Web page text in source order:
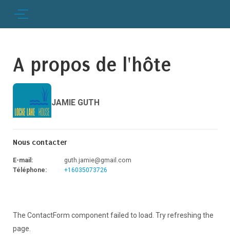
A propos de l'hôte
JAMIE GUTH
Nous contacter
E-mail :
guth.jamie@gmail.com
Téléphone: +16035073726
The ContactForm component failed to load. Try refreshing the
page.